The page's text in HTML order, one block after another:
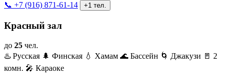
📞 +7 (916) 871-61-14 +1 тел.
Красный зал
до 25 чел.
♨️ Русская 🌲 Финская 💧 Хамам 🌊 Бассейн 🌀 Джакузи 🚪 2
комн. 🎤 Караоке